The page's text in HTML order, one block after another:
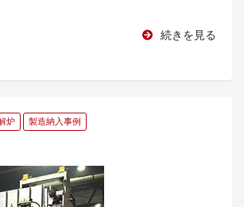
続きを見る
炉 製造納入事例